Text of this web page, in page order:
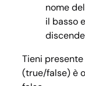
nome
il basso
Tieni
(true/false) è